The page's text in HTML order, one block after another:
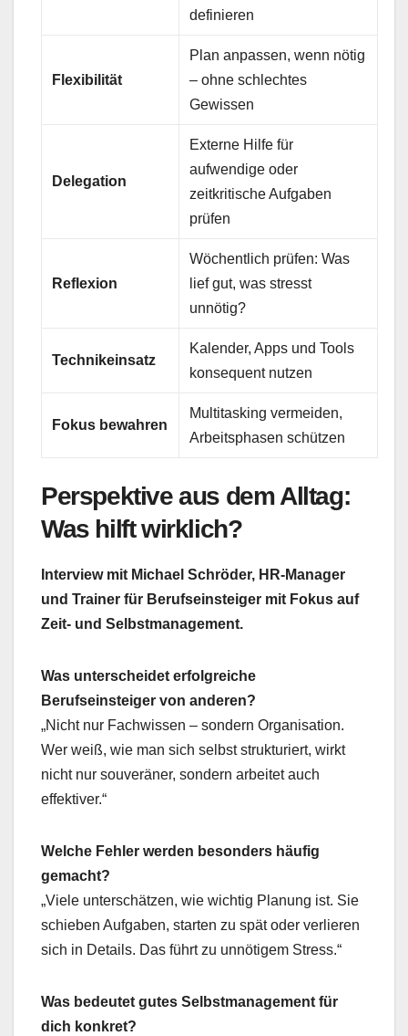
definieren
Flexibilität
Plan anpassen, wenn nötig
– ohne schlechtes
Gewissen
Delegation
Externe Hilfe für
aufwendige oder
zeitkritische Aufgaben
prüfen
Reflexion
Wöchentlich prüfen: Was
lief gut, was stresst
unnötig?
Technikeinsatz
Kalender, Apps und Tools
konsequent nutzen
Fokus bewahren
Multitasking vermeiden,
Arbeitsphasen schützen
Perspektive aus dem Alltag:
Was hilft wirklich?
Interview mit Michael Schröder, HR-Manager
und Trainer für Berufseinsteiger mit Fokus auf
Zeit- und Selbstmanagement.
Was unterscheidet erfolgreiche
Berufseinsteiger von anderen?
„Nicht nur Fachwissen – sondern Organisation.
Wer weiß, wie man sich selbst strukturiert, wirkt
nicht nur souveräner, sondern arbeitet auch
effektiver.“
Welche Fehler werden besonders häufig
gemacht?
„Viele unterschätzen, wie wichtig Planung ist. Sie
schieben Aufgaben, starten zu spät oder verlieren
sich in Details. Das führt zu unnötigem Stress.“
Was bedeutet gutes Selbstmanagement für
dich konkret?